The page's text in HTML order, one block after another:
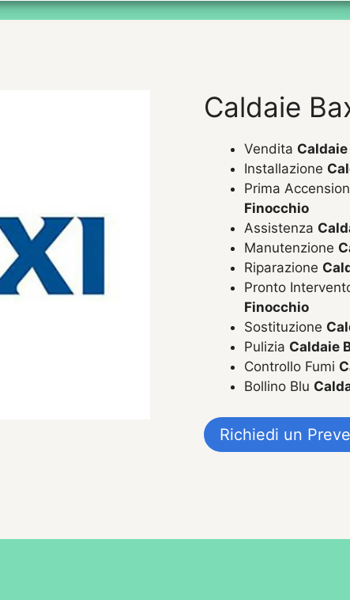
Caldaie
Vendita
Installazione
Prima
Finocchio
Assistenza
Manutenzione
Riparazione
Pronto
Finocchio
Sostituzione
Pulizia Caldaie
Controllo Fumi
Bollino Blu
Richiedi un